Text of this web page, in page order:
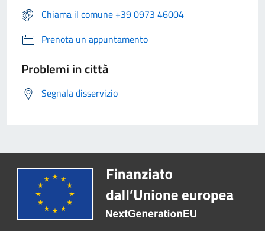
Chiama il comune +39 0973 46004
Prenota un appuntamento
Problemi in città
Segnala disservizio